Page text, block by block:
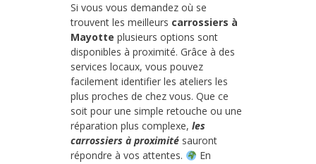
Si vous vous demandez où se
trouvent les meilleurs carrossiers à
Mayotte plusieurs options sont
disponibles à proximité. Grâce à des
services locaux, vous pouvez
facilement identifier les ateliers les
plus proches de chez vous. Que ce
soit pour une simple retouche ou une
réparation plus complexe, les
carrossiers à proximité sauront
répondre à vos attentes.
En